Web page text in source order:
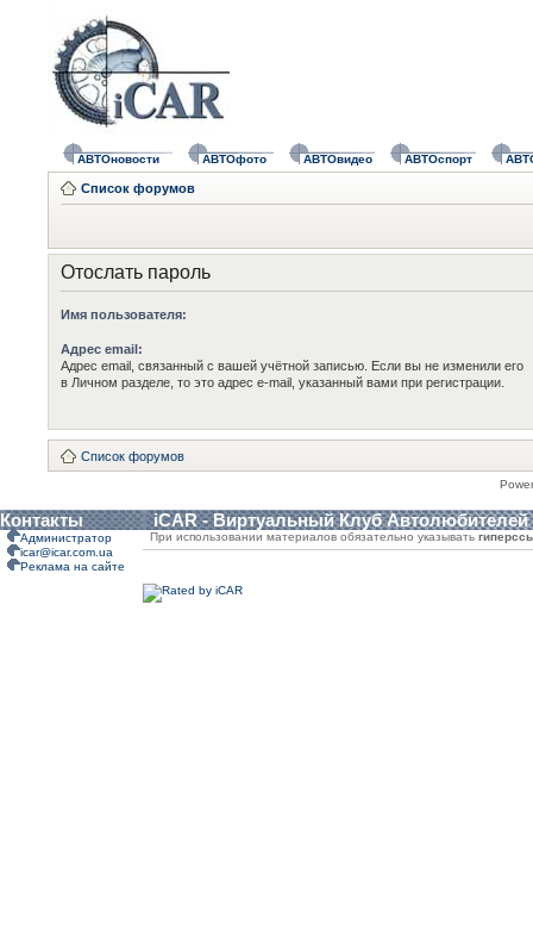
АВТОновости АВТОфото АВТОвидео АВТОспорт
Список форумов
Отослать пароль
Имя пользователя:
Адрес email:
Адрес email, связанный с вашей учётной записью. Если вы не изменили его
в Личном разделе, то это адрес e-mail, указанный вами при регистрации.
Список форумов
Контакты iCAR - Виртуальный Клуб Автолюбителей
Администратор
icar@icar.com.ua
Реклама на сайте
При использовании материалов обязательно указывать